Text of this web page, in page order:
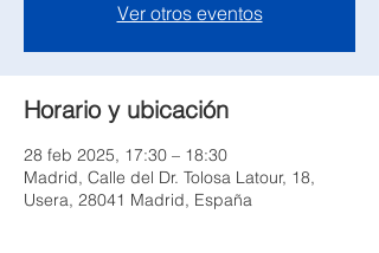
Ver otros eventos
Horario y ubicación
28 feb 2025, 17:30 – 18:30
Madrid, Calle del Dr. Tolosa Latour, 18,
Usera, 28041 Madrid, España